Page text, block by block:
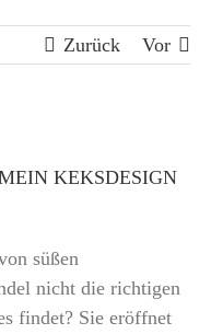
Zurück Vor
KEKSDESIGN
süßen
nicht die richtigen
findet? Sie eröffnet